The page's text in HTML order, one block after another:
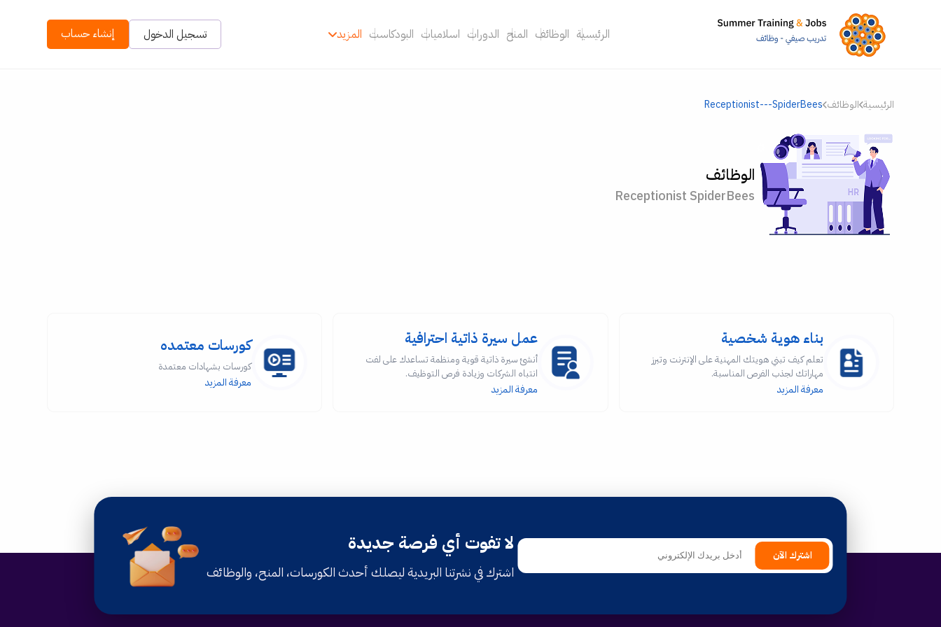
الرئيسية الوظائف المنح الدورات اسلاميات البودكاست المزيد تسجيل الدخول إنشاء حساب
الرئيسية الوظائف Receptionist---SpiderBees
الوظائف
Receptionist SpiderBees
بناء هوية شخصية
تعلم كيف تبني هويتك المهنية على الإنترنت وتبرز
مهاراتك لجذب الفرص المناسبة.
معرفة المزيد
عمل سيرة ذاتية احترافية
أنشئ سيرة ذاتية قوية ومنظمة تساعدك على لفت
انتباه الشركات وزيادة فرص التوظيف.
معرفة المزيد
كورسات معتمده
كورسات بشهادات معتمدة
معرفة المزيد
اشترك الآن
لا تفوت أي فرصة جديدة
اشترك في نشرتنا البريدية ليصلك أحدث الكورسات، المنح، والوظائف